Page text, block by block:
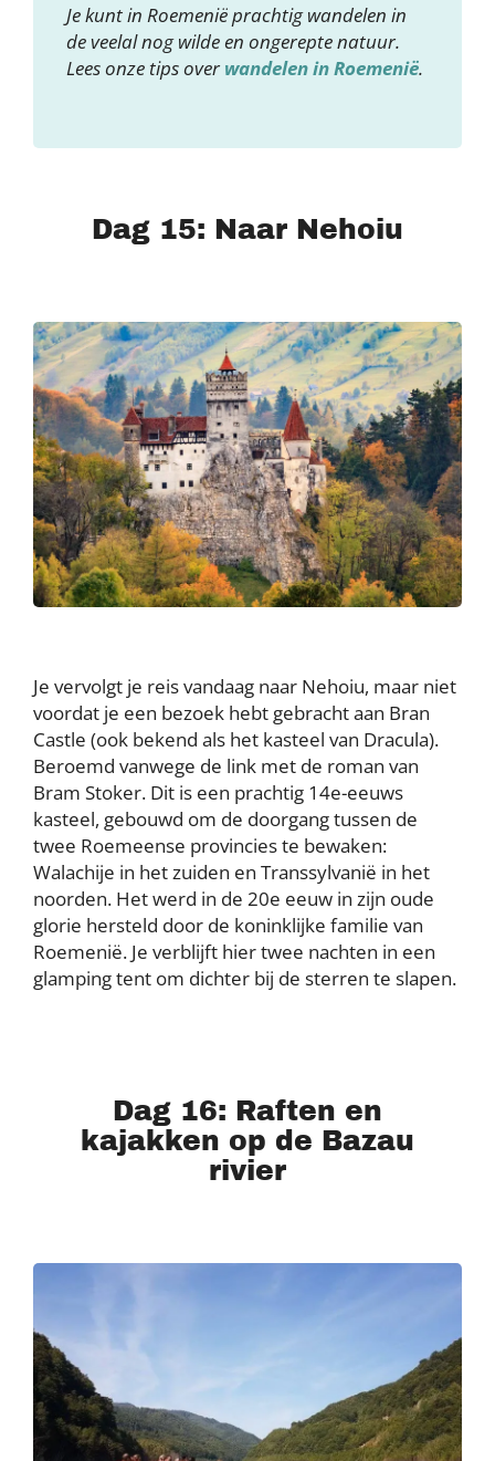
Je kunt in Roemenië prachtig wandelen in
de veelal nog wilde en ongerepte natuur.
Lees onze tips overwandelen in Roemenië.
Dag 15: Naar Nehoiu
Je vervolgt je reis vandaag naar Nehoiu, maar niet
voordat je een bezoek hebt gebracht aan Bran
Castle (ook bekend als het kasteel van Dracula).
Beroemd vanwege de link met de roman van
Bram Stoker. Dit is een prachtig 14e-eeuws
kasteel, gebouwd om de doorgang tussen de
twee Roemeense provincies te bewaken:
Walachije in het zuiden en Transsylvanië in het
noorden. Het werd in de 20e eeuw in zijn oude
glorie hersteld door de koninklijke familie van
Roemenië. Je verblijft hier twee nachten in een
glamping tent om dichter bij de sterren te slapen.
Dag 16: Raften en
kajakken op de Bazau
rivier